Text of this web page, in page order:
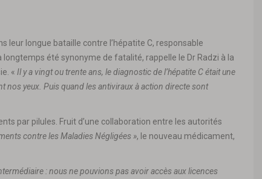
leur longue bataille contre l’hépatite C, responsable
été synonyme de fatalité, rappelle le Dr Radzi à la
« Il y a vingt ou trente ans, le diagnostic de l’hépatite C était une
nos yeux. Puis quand les antiviraux à action directe sont
par pilules. Fruit d’une collaboration entre les autorités
contre les Maladies Négligées », le nouveau médicament,
: nous ne pouvions pas avoir accès aux licences